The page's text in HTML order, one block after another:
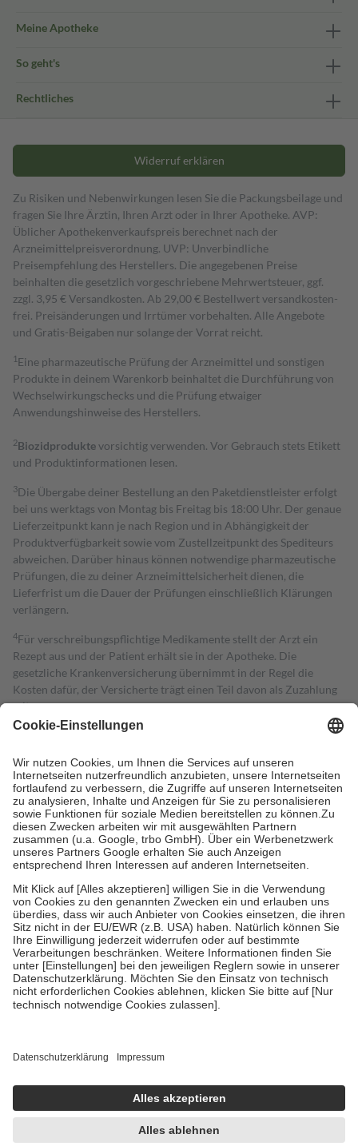
Meine Apotheke
So geht's
Rechtliches
Widerruf erklären
Zu Risiken und Nebenwirkungen lesen Sie die Packungsbeilage und
fragen Sie Ihre Ärztin, Ihren Arzt oder in Ihrer Apotheke. AVP:
Üblicher Apothekenverkaufspreis berechnet nach der
Arzneimittelpreisverordnung. UVP: Unverbindliche
Preisempfehlung des Herstellers. Die angegebenen Preise
beinhalten die gesetzlich vorgeschriebene Mehrwertsteuer, ggf.
zzgl. 3,95 € Versandkosten. Ab 29,00 € Bestell­wert versand­kosten­
frei. Preisänderungen und Irrtümer vorbehalten. Alle Angebote
und Gratis-Beigaben nur solange der Vorrat reicht.
1 Eine pharmazeutische Prüfung der Arzneimittel und sonstigen
Produkte in deinem Warenkorb beinhaltet die Durchführung von
Wechselwirkungschecks und die Prüfung etwaiger
Anwendungshinweise des Herstellers.
2Biozidproduktevorsichtig verwenden. Vor Gebrauch stets Etikett
und Produktinformationen lesen.
3Die Übergabe deiner Bestellung an den Paketdienstleister erfolgt
bei uns werktags von Montag bis Freitag bis 18:00 Uhr. Der genaue
Lieferzeitpunkt kann je nach Region und in Abhängigkeit der
Produktverfügbarkeit sowie vom Zustellzeitpunkt des Spediteurs
abweichen. Darüber hinaus können notwendige pharmazeutische
Prüfungen, die zu deiner Arzneimittelsicherheit dienen, die
Lieferfrist um die Dauer der Prüfungen einschließlich Klärungen
verlängern.
4Für verschreibungspflichtige Medikamente stellt der Arzt ein
Rezept aus und der Patient erhält sie in der Apotheke. Die
gesetzliche Krankenversicherung übernimmt in der Regel die
Kosten dafür, der Versicherte trägt einen Teil davon als Zuzahlung
mit.
Grundsätzlich leisten Mitglieder Zuzahlungen in Höhe von zehn
höchstens zehn Euro.
Es sind jedoch nie mehr als die tatsächlichen
Kosten der Leistung zu entrichten.
Diese Regeln gelten grundsätzlich auch für Online-Apotheken.
Bei Heilmitteln und häuslicher Krankenpflege beträgt die
Zuzahlung zehn Prozent der Kosten sowie zehn Euro je
Verordnung.
Um das Engagement der Versicherten für ihre eigene Gesundheit zu
stärken und die besondere Stellung der Familie zu unterstützen,
fallenkeine Zuzahlungenan bei:
• Kindern und Jugendlichen bis zum vollendeten 18. Lebensjahr
mit Ausnahme der Fahrkosten
• Untersuchungen zur Vorsorge und Früherkennung, die von der
GKV getragen werden
• empfohlenen Schutzimpfungen
• Harn- und Blutteststreifen
getroffen, um sicherzustellen, dass es sich um echte Bewertungen
https://help.etrusted.com/hc/de/articles/4419944605341
Einige Bilder und Inhalte wurden unter Zuhilfenahme künstlicher